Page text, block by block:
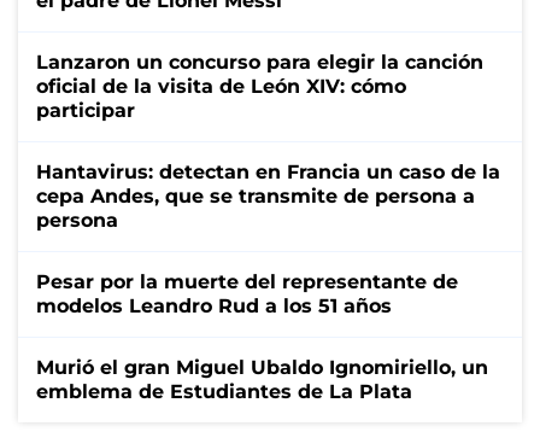
Lanzaron un concurso para elegir la canción
oficial de la visita de León XIV: cómo
participar
Hantavirus: detectan en Francia un caso de la
cepa Andes, que se transmite de persona a
persona
Pesar por la muerte del representante de
modelos Leandro Rud a los 51 años
Murió el gran Miguel Ubaldo Ignomiriello, un
emblema de Estudiantes de La Plata